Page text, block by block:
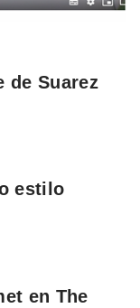
de Suarez
estilo
en The